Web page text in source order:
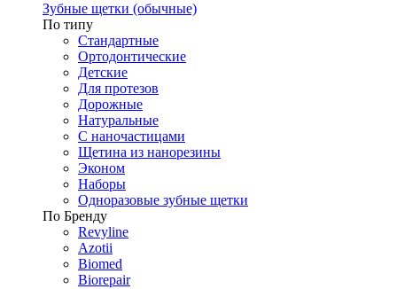
Зубные щетки (обычные)
По типу
Стандартные
Ортодонтические
Детские
Для протезов
Дорожные
Натуральные
С наночастицами
Щетина из нанорезины
Эконом
Наборы
Одноразовые зубные щетки
По Бренду
Revyline
Azotii
Biomed
Biorepair